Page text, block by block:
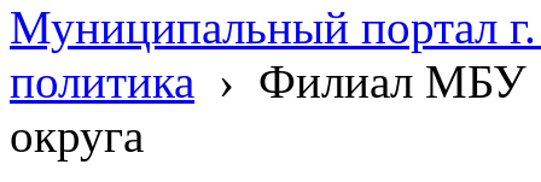
Муниципальный портал
политика › Филиал МБУ
округа